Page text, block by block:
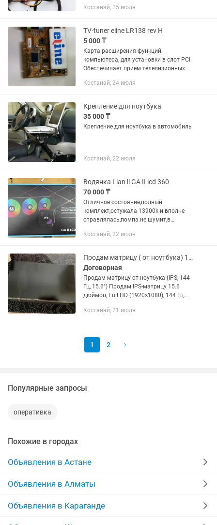
другой блок питания, поэтому этот
Костанай, 25 июля
TV-tuner eline LR138 rev H
5 000 ₸
Карта расширения функций
компьютера, для установки в слот PCI.
Обеспечивает прием телевизионных
FM и многое другое... На фото видны
Костанай, 24 июля
Крепление для ноутбука
35 000 ₸
Крепление для ноутбука в автомобиль
Костанай, 22 июля
Водянка Lian li GA II lcd 360
70 000 ₸
Отличное состояние,полный
комплект,остужала 13900k и вполне
справлялась,помпа не шумит,в
бесшумность,причина продажи-
Костанай, 22 июля
Продам матрицу ( от ноутбука) 144Hz,15,6 дюймов IPS Full HD
Договорная
Продам матрицу от ноутбука (IPS, 144
Гц, 15.6") Продам IPS-матрицу 15.6
дюймов, Full HD (1920×1080), 144 Гц.
FX506HE. Есть поврежденные / битые
Костанай, 21 июля
1 2
Популярные запросы
оперативка
Похожие в городах
Объявления в Астане
Объявления в Алматы
Объявления в Караганде